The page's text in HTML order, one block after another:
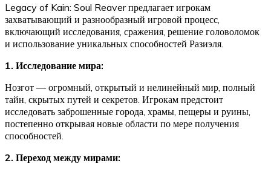
Legacy of Kain: Soul Reaver предлагает игрокам
захватывающий и разнообразный игровой процесс,
включающий исследования, сражения, решение головоломок
и использование уникальных способностей Разиэля.
1. Исследование мира:
Нозгот — огромный, открытый и нелинейный мир, полный
тайн, скрытых путей и секретов. Игрокам предстоит
исследовать заброшенные города, храмы, пещеры и руины,
постепенно открывая новые области по мере получения
способностей.
2. Переход между мирами: